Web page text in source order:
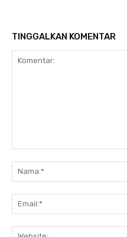
TINGGALKAN KOMENTAR